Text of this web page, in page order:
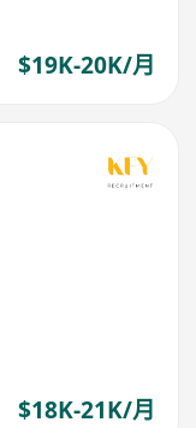
$19K-20K/月
$18K-21K/月